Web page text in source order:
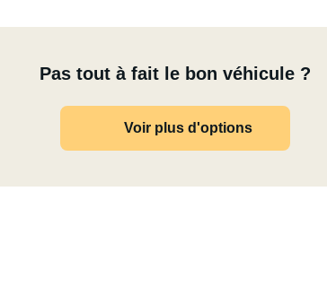
Pas tout à fait le bon véhicule ?
Voir plus d'options